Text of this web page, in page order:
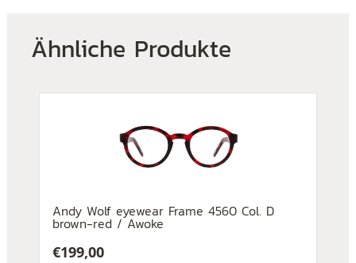
Ähnliche Produkte
Andy Wolf eyewear Frame 4560 Col. D
brown-red / Awoke
€199,00